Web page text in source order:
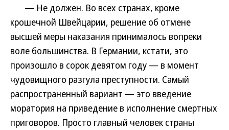
— Не должен. Во всех странах, кроме
крошечной Швейцарии, решение об отмене
высшей меры наказания принималось вопреки
воле большинства. В Германии, кстати, это
произошло в сорок девятом году — в момент
чудовищного разгула преступности. Самый
распространенный вариант — это введение
моратория на приведение в исполнение смертных
приговоров. Просто главный человек страны